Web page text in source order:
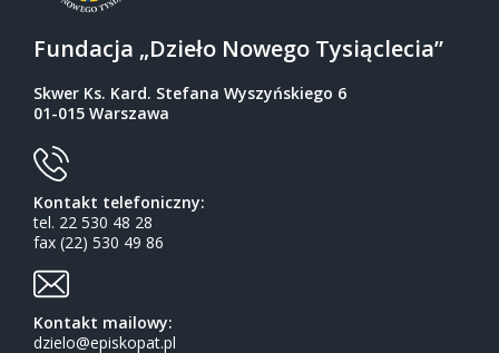
Fundacja „Dzieło Nowego Tysiąclecia”
Skwer Ks. Kard. Stefana Wyszyńskiego 6
01-015 Warszawa
Kontakt telefoniczny:
tel. 22 530 48 28
fax (22) 530 49 86
Kontakt mailowy:
dzielo@episkopat.pl